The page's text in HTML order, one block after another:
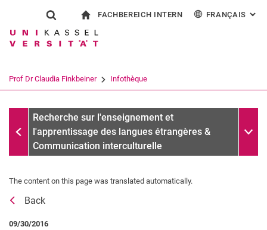
Jump directly to: content
Jump directly to: search
Jump directly to: main
Show search form
Search term
Search (opens an external link in a
FACHBEREICH INTERN FRANÇAIS :
Prof Dr Claudia Finkbeiner Infothèque
Messages d'archives
Recherche sur l'enseignement et
l'apprentissage des langues étrangères &
Communication interculturelle
Récompenses
Vita
The content on this page was translated automatically.
Back
09/30/2016